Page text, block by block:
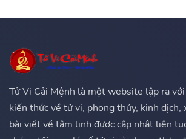
Tử Vi Cải Mệnh là một website lập ra
kiến thức về tử vi, phong thủy, kinh dịch,
bài viết về tâm linh được cập nhật liên